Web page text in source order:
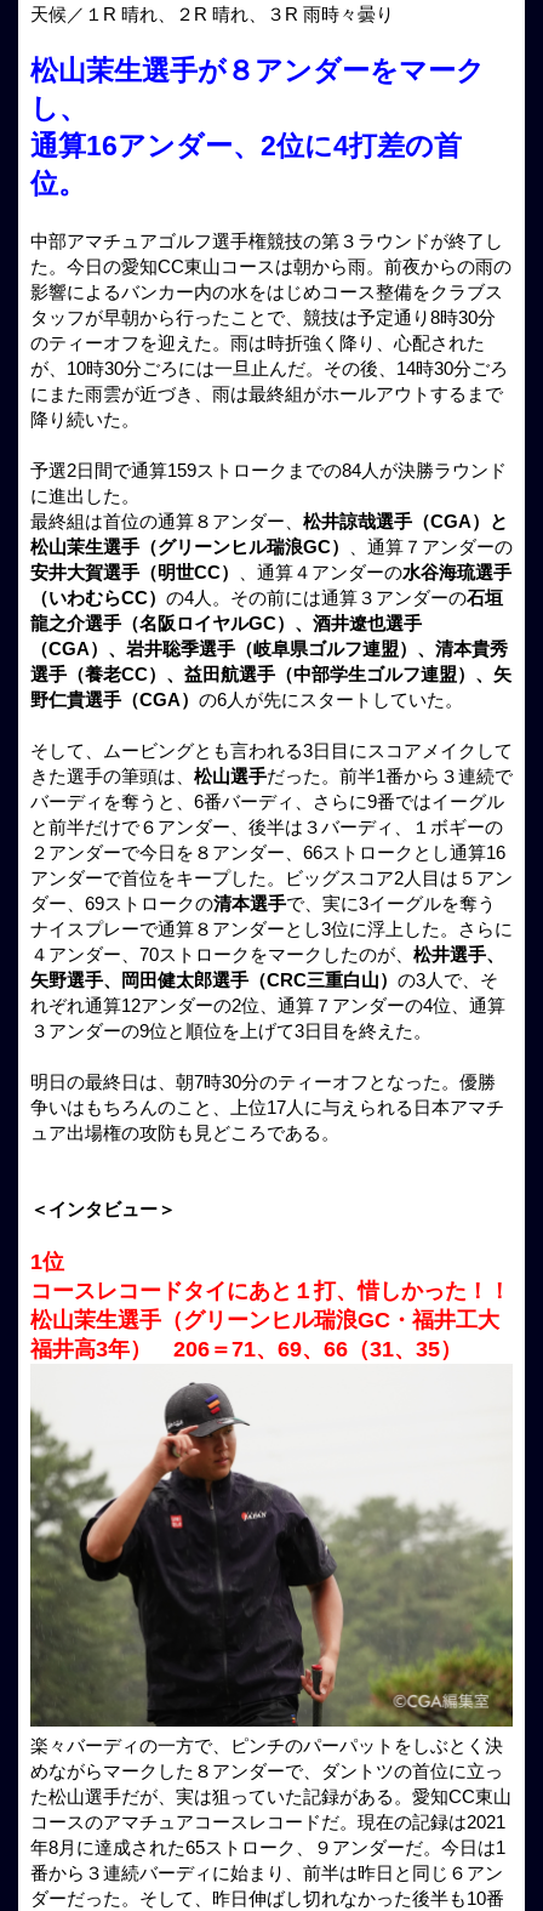
天候／１R 晴れ、２R 晴れ、３R 雨時々曇り
松山茉生選手が８アンダーをマーク
し、
通算16アンダー、2位に4打差の首
位。
中部アマチュアゴルフ選手権競技の第３ラウンドが終了し
た。今日の愛知CC東山コースは朝から雨。前夜からの雨の
影響によるバンカー内の水をはじめコース整備をクラブス
タッフが早朝から行ったことで、競技は予定通り8時30分
のティーオフを迎えた。雨は時折強く降り、心配された
が、10時30分ごろには一旦止んだ。その後、14時30分ごろ
にまた雨雲が近づき、雨は最終組がホールアウトするまで
降り続いた。
予選2日間で通算159ストロークまでの84人が決勝ラウンド
に進出した。
最終組は首位の通算８アンダー、 松井諒哉選手（CGA）と
松山茉生選手（グリーンヒル瑞浪GC）
、通算７アンダーの
安井大賀選手（明世CC）
、通算４アンダーの水谷海琉選手
（いわむらCC） の4人。その前には通算３アンダーの石垣
龍之介選手（名阪ロイヤルGC）、酒井遼也選手
（CGA）、岩井聡季選手（岐阜県ゴルフ連盟）、清本貴秀
選手（養老CC）、益田航選手（中部学生ゴルフ連盟）、矢
野仁貴選手（CGA） の6人が先にスタートしていた。
そして、ムービングとも言われる3日目にスコアメイクして
きた選手の筆頭は、 松山選手だった。前半1番から３連続で
バーディを奪うと、6番バーディ、さらに9番ではイーグル
と前半だけで６アンダー、後半は３バーディ、１ボギーの
２アンダーで今日を８アンダー、66ストロークとし通算16
アンダーで首位をキープした。ビッグスコア2人目は５アン
ダー、69ストロークの清本選手で、実に3イーグルを奪う
ナイスプレーで通算８アンダーとし3位に浮上した。さらに
４アンダー、70ストロークをマークしたのが、 松井選手、
矢野選手、岡田健太郎選手（CRC三重白山） の3人で、そ
れぞれ通算12アンダーの2位、通算７アンダーの4位、通算
３アンダーの9位と順位を上げて3日目を終えた。
明日の最終日は、朝7時30分のティーオフとなった。優勝
争いはもちろんのこと、上位17人に与えられる日本アマチ
ュア出場権の攻防も見どころである。
＜インタビュー＞
1位
コースレコードタイにあと１打、惜しかった！！
松山茉生選手（グリーンヒル瑞浪GC・福井工大
福井高3年） 206＝71、69、66（31、35）
楽々バーディの一方で、ピンチのパーパットをしぶとく決
めながらマークした８アンダーで、ダントツの首位に立っ
た松山選手だが、実は狙っていた記録がある。愛知CC東山
コースのアマチュアコースレコードだ。現在の記録は2021
年8月に達成された65ストローク、９アンダーだ。今日は1
番から３連続バーディに始まり、前半は昨日と同じ６アン
ダーだった。そして、昨日伸ばし切れなかった後半も10番